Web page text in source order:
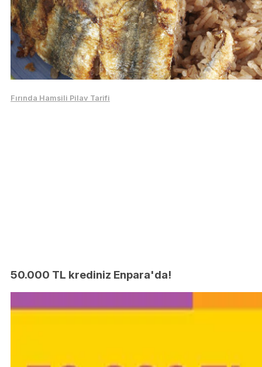
Fırında Hamsili Pilav Tarifi
50.000 TL krediniz Enpara'da!